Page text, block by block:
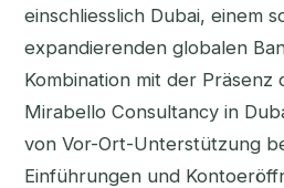
einschliesslich Dubai, einem
expandierenden globalen
Kombination mit der Präsenz
Mirabello Consultancy in
von Vor-Ort-Unterstützung
Einführungen und